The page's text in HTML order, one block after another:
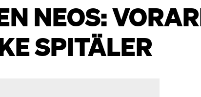
NEOS:
SPITÄLER